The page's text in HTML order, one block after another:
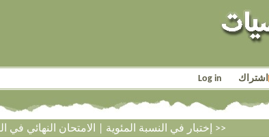
اشتراك Log in
<< إختبار في النسبة المئوية الامتحان النهائي في الرياضيات للصف السادس >>